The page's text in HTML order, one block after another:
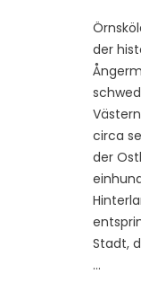
der
circa
der
Stadt,